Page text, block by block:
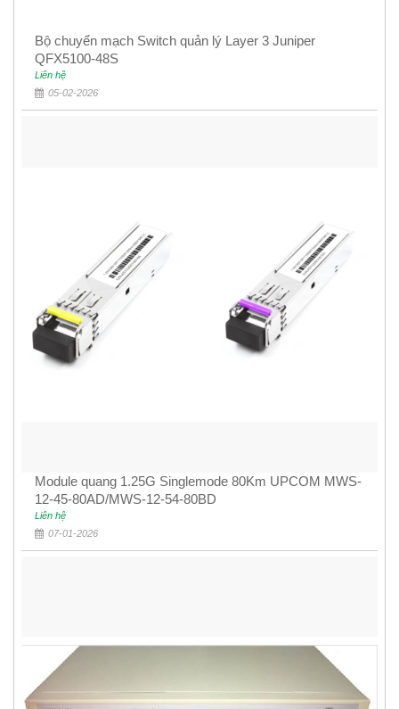
Bộ chuyển mạch Switch quản lý Layer 3 Juniper
QFX5100-48S
Liên hệ
05-02-2026
Module quang 1.25G Singlemode 80Km UPCOM MWS-
12-45-80AD/MWS-12-54-80BD
Liên hệ
07-01-2026